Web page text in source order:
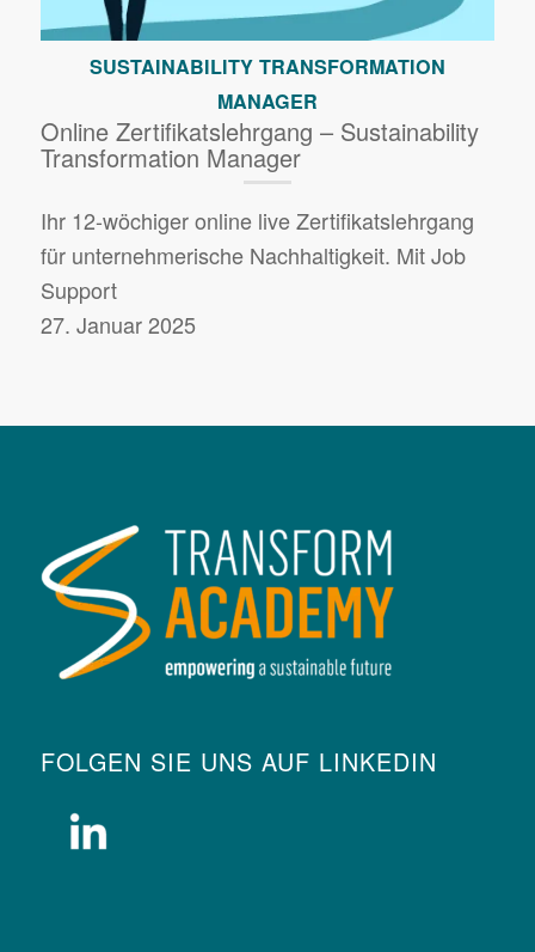
SUSTAINABILITY TRANSFORMATION
MANAGER
Online Zertifikatslehrgang – Sustainability
Transformation Manager
Ihr 12-wöchiger online live Zertifikatslehrgang
für unternehmerische Nachhaltigkeit. Mit Job
Support
27. Januar 2025
FOLGEN SIE UNS AUF LINKEDIN